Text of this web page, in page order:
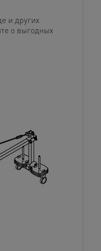
и других
о выгодных